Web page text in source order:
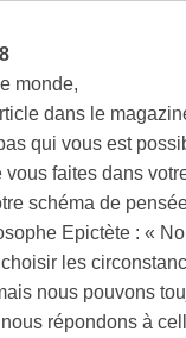
monde,
dans le
qui vous est
vous faites dans
schéma de
Epictète : «
les
nous pouvons
répondons à